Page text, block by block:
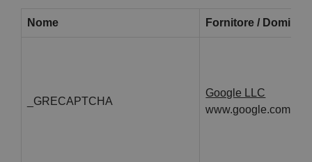
Nome Fornitore / Dominio
_GRECAPTCHA
Google LLC
www.google.com